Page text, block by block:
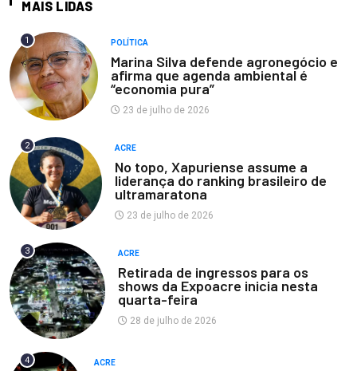
MAIS LIDAS
1 POLÍTICA
Marina Silva defende agronegócio e
afirma que agenda ambiental é
“economia pura”
23 de julho de 2026
2 ACRE
No topo, Xapuriense assume a
liderança do ranking brasileiro de
ultramaratona
23 de julho de 2026
3 ACRE
Retirada de ingressos para os
shows da Expoacre inicia nesta
quarta-feira
28 de julho de 2026
4 ACRE